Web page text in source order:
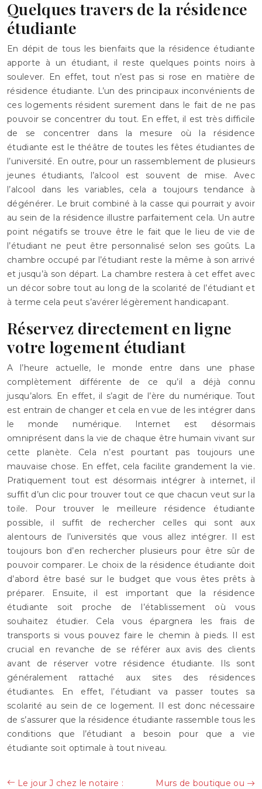
Quelques travers de la résidence
étudiante
En dépit de tous les bienfaits que la résidence étudiante
apporte à un étudiant, il reste quelques points noirs à
soulever. En effet, tout n’est pas si rose en matière de
résidence étudiante. L’un des principaux inconvénients de
ces logements résident surement dans le fait de ne pas
pouvoir se concentrer du tout. En effet, il est très difficile
de se concentrer dans la mesure où la résidence
étudiante est le théâtre de toutes les fêtes étudiantes de
l’université. En outre, pour un rassemblement de plusieurs
jeunes étudiants, l’alcool est souvent de mise. Avec
l’alcool dans les variables, cela a toujours tendance à
dégénérer. Le bruit combiné à la casse qui pourrait y avoir
au sein de la résidence illustre parfaitement cela. Un autre
point négatifs se trouve être le fait que le lieu de vie de
l’étudiant ne peut être personnalisé selon ses goûts. La
chambre occupé par l’étudiant reste la même à son arrivé
et jusqu’à son départ. La chambre restera à cet effet avec
un décor sobre tout au long de la scolarité de l’étudiant et
à terme cela peut s’avérer légèrement handicapant.
Réservez directement en ligne
votre logement étudiant
A l’heure actuelle, le monde entre dans une phase
complètement différente de ce qu’il a déjà connu
jusqu’alors. En effet, il s’agit de l’ère du numérique. Tout
est entrain de changer et cela en vue de les intégrer dans
le monde numérique. Internet est désormais
omniprésent dans la vie de chaque être humain vivant sur
cette planète. Cela n’est pourtant pas toujours une
mauvaise chose. En effet, cela facilite grandement la vie.
Pratiquement tout est désormais intégrer à internet, il
suffit d’un clic pour trouver tout ce que chacun veut sur la
toile. Pour trouver le meilleure résidence étudiante
possible, il suffit de rechercher celles qui sont aux
alentours de l’universités que vous allez intégrer. Il est
toujours bon d’en rechercher plusieurs pour être sûr de
pouvoir comparer. Le choix de la résidence étudiante doit
d’abord être basé sur le budget que vous êtes prêts à
préparer. Ensuite, il est important que la résidence
étudiante soit proche de l’établissement où vous
souhaitez étudier. Cela vous épargnera les frais de
transports si vous pouvez faire le chemin à pieds. Il est
crucial en revanche de se référer aux avis des clients
avant de réserver votre résidence étudiante. Ils sont
généralement rattaché aux sites des résidences
étudiantes. En effet, l’étudiant va passer toutes sa
scolarité au sein de ce logement. Il est donc nécessaire
de s’assurer que la résidence étudiante rassemble tous les
conditions que l’étudiant a besoin pour que a vie
étudiante soit optimale à tout niveau.
Le jour J chez le notaire :
Murs de boutique ou